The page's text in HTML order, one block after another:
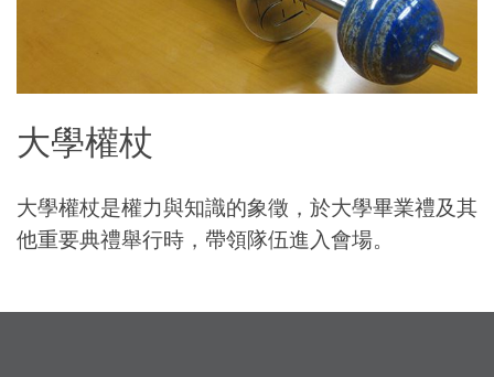
大學權杖
大學權杖是權力與知識的象徵，於大學畢業禮及其
他重要典禮舉行時，帶領隊伍進入會場。